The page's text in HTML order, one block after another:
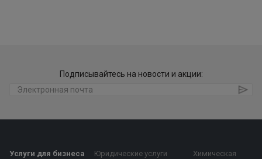
Подписывайтесь на новости и акции:
Услуги для бизнеса
Юридические услуги
Химическая